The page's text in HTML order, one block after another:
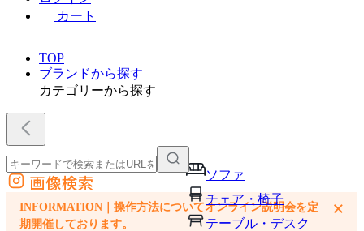
カート
TOP
ブランドから探す
カテゴリーから探す
ソファ
チェア・椅子
テーブル・デスク
外部サイトの商品をカートに追加
他のサイトで見つけた商品ページのURLを貼り付けて、カートに追加できます
画像検索
INFORMATION｜操作方法についてオンライン説明会を定
期開催しております。
×